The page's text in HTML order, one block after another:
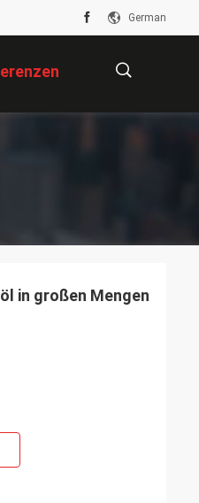
German
in großen Mengen